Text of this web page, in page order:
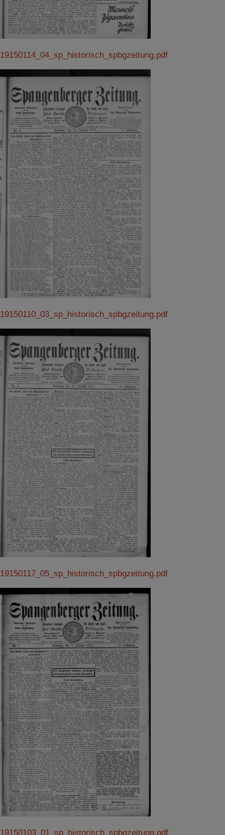
19150114_04_sp_historisch_spbgzeitung.pdf
19150110_03_sp_historisch_spbgzeitung.pdf
19150117_05_sp_historisch_spbgzeitung.pdf
19150103_01_sp_historisch_spbgzeitung.pdf